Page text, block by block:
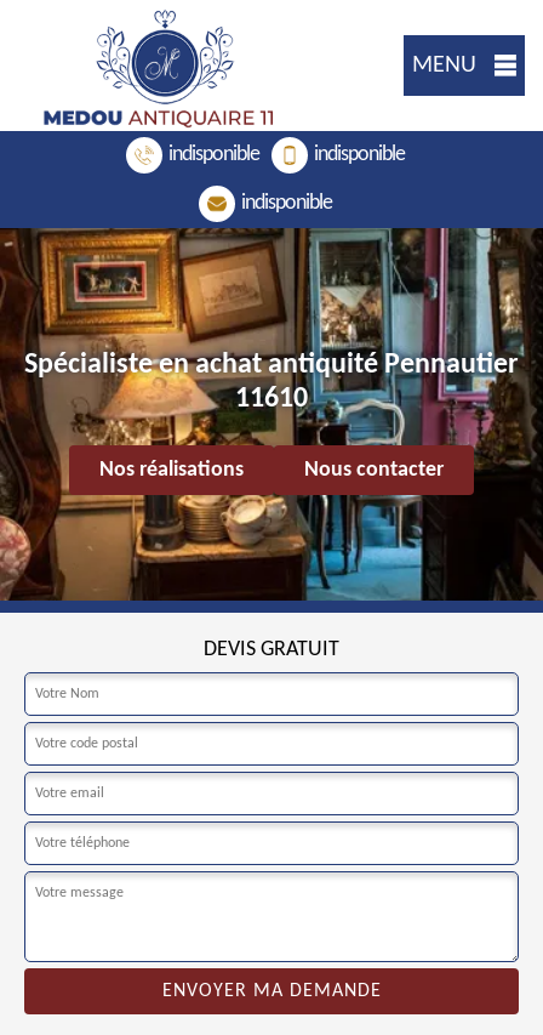
MENU
indisponible indisponible
indisponible
Spécialiste en achat antiquité Pennautier
11610
Nos réalisations Nous contacter
DEVIS GRATUIT